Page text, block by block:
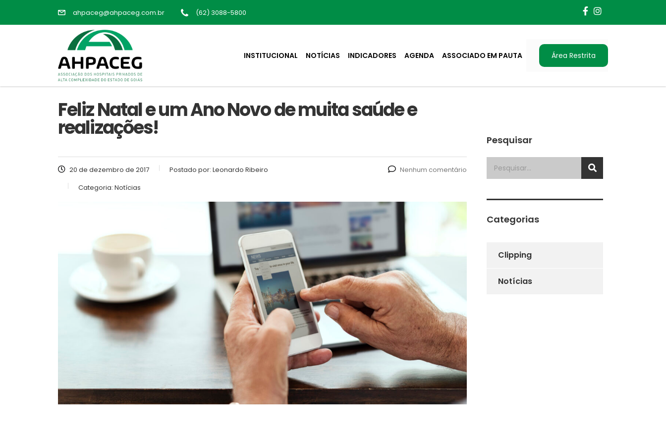
ahpaceg@ahpaceg.com.br (62) 3088-5800
INSTITUCIONAL NOTÍCIAS INDICADORES AGENDA ASSOCIADO EM PAUTA Área Restrita
Feliz Natal e um Ano Novo de muita saúde e
realizações!
20 de dezembro de 2017 Postado por: Leonardo Ribeiro
Categoria: Notícias
Nenhum comentário
Pesquisar
Categorias
Clipping
Notícias